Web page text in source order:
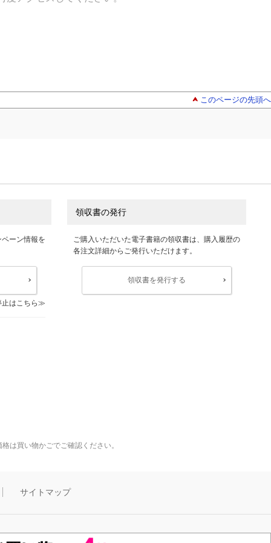
このページの先頭へ
ーン情報を
はこちら
領収書の発行
ご購入いただいた電子書籍の領収書は、購入履歴の
各注文詳細からご発行いただけます。
領収書を発行する
は買い物かごでご確認ください。
サイトマップ